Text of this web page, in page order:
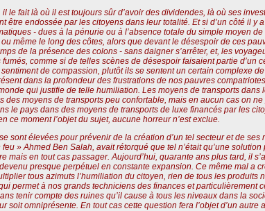
le fait là où il est toujours sûr d’avoir des dividendes, là où ses
endossée par les citoyens dans leur totalité. Et si d’un côté il y
- dues à la pénurie ou à l’absence totale du simple moyen
même le long des côtes, alors que devant le désespoir de ces
de la présence des colons - sans daigner s’arrêter, et, les
comme si de telles scènes de désespoir faisaient partie d’un
de compassion, plutôt ils se sentent un certain complexe
dans la profondeur des frustrations de nos pauvres
qui justifie de telle humiliation. Les moyens de transports
moyens de transports peu confortable, mais en aucun cas on
le pays dans des moyens de transports de luxe financés par les
ce moment l’objet du sujet, aucune horreur n’est exclue.
sont élevées pour prévenir de la création d’un tel secteur et de
» Ahmed Ben Salah, avait rétorqué que tel n’était qu’une
mais en tout cas passager. Aujourd’hui, quarante ans plus tard, il
presque perpétuel en constante expansion. Ce même mal a
tous azimuts l’humiliation du citoyen, rien de tous les produits
permet à nos grands techniciens des finances et particulièrement
tenir compte des ruines qu’il cause à tous les niveaux dans la
omniprésente. En tout cas cette question fera l’objet d’un autre